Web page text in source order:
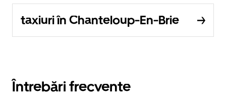
taxiuri în Chanteloup-En-Brie
Întrebări frecvente